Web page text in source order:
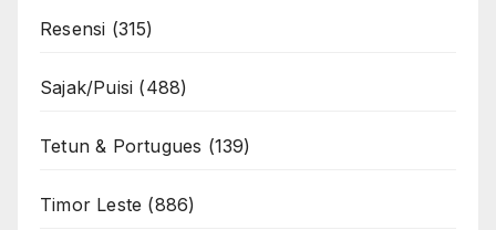
Resensi (315)
Sajak/Puisi (488)
Tetun & Portugues (139)
Timor Leste (886)